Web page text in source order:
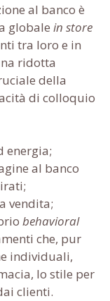
al banco è
globale in store
tra loro e in
ridotta
della
di colloquio
energia;
al banco
vendita;
behavioral
che, pur
individuali,
lo stile per
clienti.